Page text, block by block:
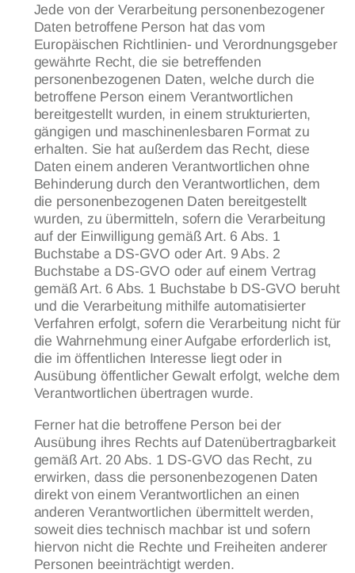
Jede von der Verarbeitung personenbezogener
Daten betroffene Person hat das vom
Europäischen Richtlinien- und Verordnungsgeber
gewährte Recht, die sie betreffenden
personenbezogenen Daten, welche durch die
betroffene Person einem Verantwortlichen
bereitgestellt wurden, in einem strukturierten,
gängigen und maschinenlesbaren Format zu
erhalten. Sie hat außerdem das Recht, diese
Daten einem anderen Verantwortlichen ohne
Behinderung durch den Verantwortlichen, dem
die personenbezogenen Daten bereitgestellt
wurden, zu übermitteln, sofern die Verarbeitung
auf der Einwilligung gemäß Art. 6 Abs. 1
Buchstabe a DS-GVO oder Art. 9 Abs. 2
Buchstabe a DS-GVO oder auf einem Vertrag
gemäß Art. 6 Abs. 1 Buchstabe b DS-GVO beruht
und die Verarbeitung mithilfe automatisierter
Verfahren erfolgt, sofern die Verarbeitung nicht für
die Wahrnehmung einer Aufgabe erforderlich ist,
die im öffentlichen Interesse liegt oder in
Ausübung öffentlicher Gewalt erfolgt, welche dem
Verantwortlichen übertragen wurde.
Ferner hat die betroffene Person bei der
Ausübung ihres Rechts auf Datenübertragbarkeit
gemäß Art. 20 Abs. 1 DS-GVO das Recht, zu
erwirken, dass die personenbezogenen Daten
direkt von einem Verantwortlichen an einen
anderen Verantwortlichen übermittelt werden,
soweit dies technisch machbar ist und sofern
hiervon nicht die Rechte und Freiheiten anderer
Personen beeinträchtigt werden.